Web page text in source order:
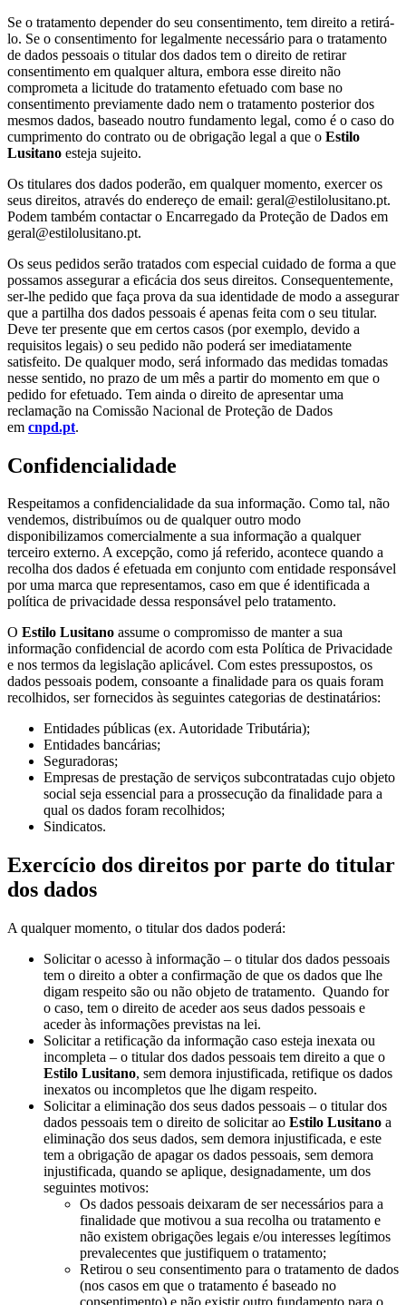
Se o tratamento depender do seu consentimento, tem direito a retirá-
lo. Se o consentimento for legalmente necessário para o tratamento
de dados pessoais o titular dos dados tem o direito de retirar
consentimento em qualquer altura, embora esse direito não
comprometa a licitude do tratamento efetuado com base no
consentimento previamente dado nem o tratamento posterior dos
mesmos dados, baseado noutro fundamento legal, como é o caso do
cumprimento do contrato ou de obrigação legal a que o Estilo
Lusitano esteja sujeito.
Os titulares dos dados poderão, em qualquer momento, exercer os
seus direitos, através do endereço de email: geral@estilolusitano.pt.
Podem também contactar o Encarregado da Proteção de Dados em
geral@estilolusitano.pt.
Os seus pedidos serão tratados com especial cuidado de forma a que
possamos assegurar a eficácia dos seus direitos. Consequentemente,
ser-lhe pedido que faça prova da sua identidade de modo a assegurar
que a partilha dos dados pessoais é apenas feita com o seu titular.
Deve ter presente que em certos casos (por exemplo, devido a
requisitos legais) o seu pedido não poderá ser imediatamente
satisfeito. De qualquer modo, será informado das medidas tomadas
nesse sentido, no prazo de um mês a partir do momento em que o
pedido for efetuado. Tem ainda o direito de apresentar uma
reclamação na Comissão Nacional de Proteção de Dados
em cnpd.pt.
Confidencialidade
Respeitamos a confidencialidade da sua informação. Como tal, não
vendemos, distribuímos ou de qualquer outro modo
disponibilizamos comercialmente a sua informação a qualquer
terceiro externo. A excepção, como já referido, acontece quando a
recolha dos dados é efetuada em conjunto com entidade responsável
por uma marca que representamos, caso em que é identificada a
política de privacidade dessa responsável pelo tratamento.
O Estilo Lusitano assume o compromisso de manter a sua
informação confidencial de acordo com esta Política de Privacidade
e nos termos da legislação aplicável. Com estes pressupostos, os
dados pessoais podem, consoante a finalidade para os quais foram
recolhidos, ser fornecidos às seguintes categorias de destinatários:
Entidades públicas (ex. Autoridade Tributária);
Entidades bancárias;
Seguradoras;
Empresas de prestação de serviços subcontratadas cujo objeto
social seja essencial para a prossecução da finalidade para a
qual os dados foram recolhidos;
Sindicatos.
Exercício dos direitos por parte do titular
dos dados
A qualquer momento, o titular dos dados poderá:
Solicitar o acesso à informação – o titular dos dados pessoais
tem o direito a obter a confirmação de que os dados que lhe
digam respeito são ou não objeto de tratamento. Quando for
o caso, tem o direito de aceder aos seus dados pessoais e
aceder às informações previstas na lei.
Solicitar a retificação da informação caso esteja inexata ou
incompleta – o titular dos dados pessoais tem direito a que o
Estilo Lusitano, sem demora injustificada, retifique os dados
inexatos ou incompletos que lhe digam respeito.
Solicitar a eliminação dos seus dados pessoais – o titular dos
dados pessoais tem o direito de solicitar ao Estilo Lusitano a
eliminação dos seus dados, sem demora injustificada, e este
tem a obrigação de apagar os dados pessoais, sem demora
injustificada, quando se aplique, designadamente, um dos
seguintes motivos:
Os dados pessoais deixaram de ser necessários para a
finalidade que motivou a sua recolha ou tratamento e
não existem obrigações legais e/ou interesses legítimos
prevalecentes que justifiquem o tratamento;
Retirou o seu consentimento para o tratamento de dados
(nos casos em que o tratamento é baseado no